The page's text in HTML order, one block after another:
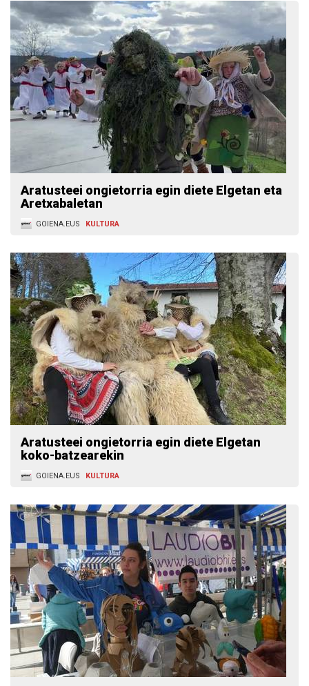
Aratusteei ongietorria egin diete Elgetan eta
Aretxabaletan
GOIENA.EUS KULTURA
Aratusteei ongietorria egin diete Elgetan
koko-batzearekin
GOIENA.EUS KULTURA